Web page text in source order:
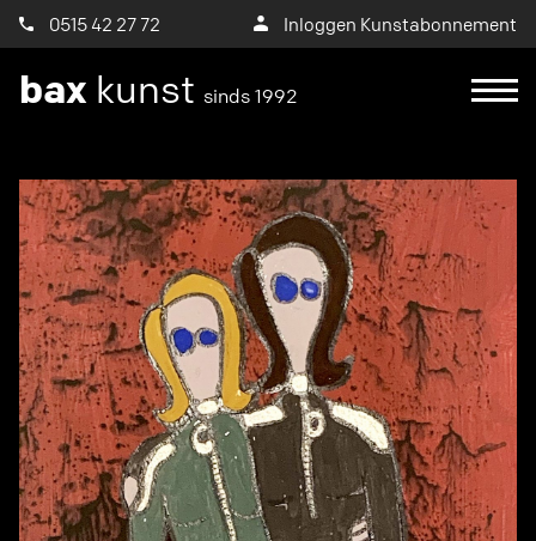
0515 42 27 72 Inloggen Kunstabonnement
bax kunst sinds 1992